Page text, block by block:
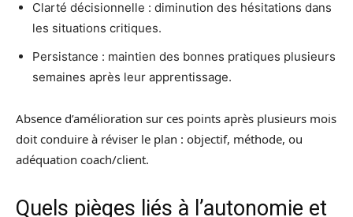
Clarté décisionnelle : diminution des hésitations dans
les situations critiques.
Persistance : maintien des bonnes pratiques plusieurs
semaines après leur apprentissage.
Absence d’amélioration sur ces points après plusieurs mois
doit conduire à réviser le plan : objectif, méthode, ou
adéquation coach/client.
Quels pièges liés à l’autonomie et